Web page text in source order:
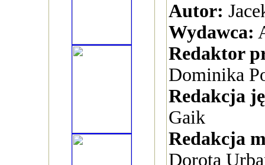
Autor:
Wydawca:
Redaktor
Dominika
Redakcja
Gaik
Redakcja
Dorota